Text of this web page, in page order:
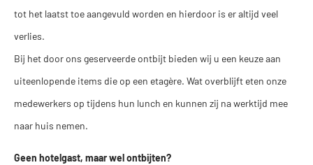
tot het laatst toe aangevuld worden en hierdoor is er altijd veel
verlies.
Bij het door ons geserveerde ontbijt bieden wij u een keuze aan
uiteenlopende items die op een etagère. Wat overblijft eten onze
medewerkers op tijdens hun lunch en kunnen zij na werktijd mee
naar huis nemen.
Geen hotelgast, maar wel ontbijten?